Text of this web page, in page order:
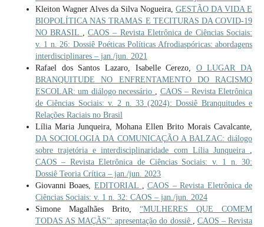
Kleiton Wagner Alves da Silva Nogueira,GESTÃO DA VIDA E
BIOPOLÍTICA NAS TRAMAS E TECITURAS DA COVID-19
NO BRASIL
CAOS – Revista Eletrônica de Ciências Sociais:
v. 1 n. 26: Dossiê Poéticas Políticas Afrodiaspóricas: abordagens
interdisciplinares – jan./jun. 2021
Rafael dos Santos Lazaro, Isabelle Cerezo, O LUGAR DA
BRANQUITUDE NO ENFRENTAMENTO DO RACISMO
ESCOLAR: um diálogo necessário
CAOS – Revista Eletrônica
de Ciências Sociais: v. 2 n. 33 (2024): Dossiê Branquitudes e
Relações Raciais no Brasil
Lília Maria Junqueira, Mohana Ellen Brito Morais Cavalcante,
DA SOCIOLOGIA DA COMUNICAÇÃO A BALZAC: diálogo
sobre trajetória e interdisciplinaridade com Lília Junqueira
CAOS – Revista Eletrônica de Ciências Sociais: v. 1 n. 30:
Dossiê Teoria Crítica – jan./jun. 2023
Giovanni Boaes, EDITORIAL ,CAOS – Revista Eletrônica de
Ciências Sociais: v. 1 n. 32: CAOS – jan./jun. 2024
Simone Magalhães Brito,“MULHERES QUE COMEM
TODAS AS MAÇÃS”: apresentação do dossiê
CAOS – Revista